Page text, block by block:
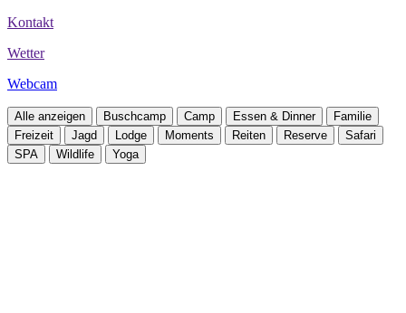
Kontakt
Wetter
Webcam
Alle anzeigen Buschcamp Camp Essen & Dinner
Familie
Freizeit
Jagd Lodge Moments Reiten Reserve
Safari
SPA
Wildlife Yoga